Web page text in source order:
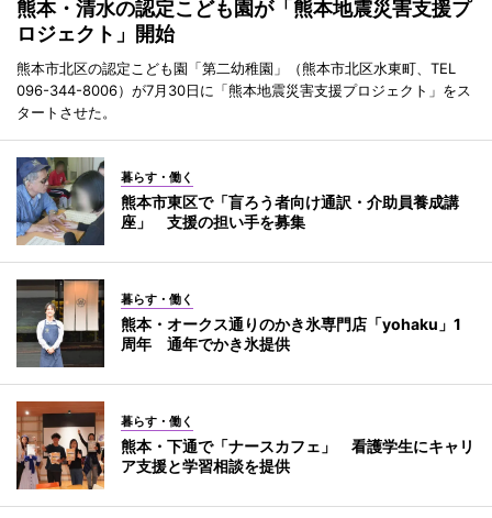
熊本・清水の認定こども園が「熊本地震災害支援プ
ロジェクト」開始
熊本市北区の認定こども園「第二幼稚園」（熊本市北区水東町、TEL
096-344-8006）が7月30日に「熊本地震災害支援プロジェクト」をス
タートさせた。
暮らす・働く
熊本市東区で「盲ろう者向け通訳・介助員養成講
座」 支援の担い手を募集
暮らす・働く
熊本・オークス通りのかき氷専門店「yohaku」1
周年 通年でかき氷提供
暮らす・働く
熊本・下通で「ナースカフェ」 看護学生にキャリ
ア支援と学習相談を提供